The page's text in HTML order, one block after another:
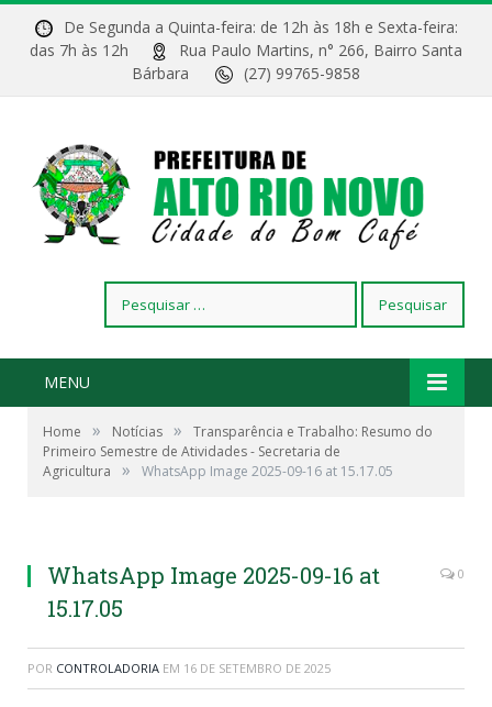
De Segunda a Quinta-feira: de 12h às 18h e Sexta-feira:
das 7h às 12h
Rua Paulo Martins, n° 266, Bairro Santa
Bárbara
(27) 99765-9858
por:
MENU
Home » Notícias »
Transparência e Trabalho: Resumo do
Primeiro Semestre de Atividades - Secretaria de
Agricultura
» WhatsApp Image 2025-09-16 at 15.17.05
WhatsApp Image 2025-09-16 at
15.17.05
0
POR CONTROLADORIA EM 16 DE SETEMBRO DE 2025